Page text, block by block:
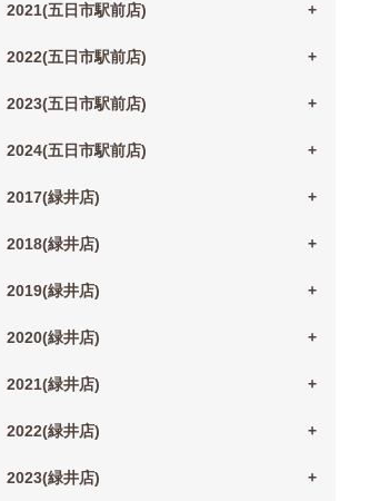
2021(五日市駅前店)
2022(五日市駅前店)
2023(五日市駅前店)
2024(五日市駅前店)
2017(緑井店)
2018(緑井店)
2019(緑井店)
2020(緑井店)
2021(緑井店)
2022(緑井店)
2023(緑井店)